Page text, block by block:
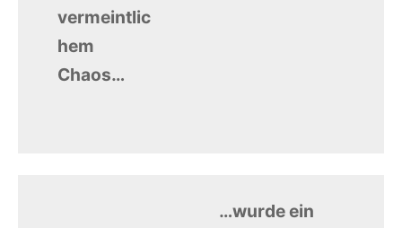
vermeintlic
hem
Chaos…
…wurde ein